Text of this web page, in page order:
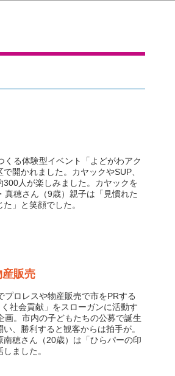
る体験型イベント「よどがわアク
開かれました。カヤックやSUP、
300人が楽しみました。カヤックを
穂さん（9歳）親子は「見慣れた
」と笑顔でした。
販売
ロレスや物産販売で市をPRする
社会貢献」をスローガンに活動す
画。市内の子どもたちの公募で誕生
、勝利すると観客からは拍手が。
穂さん（20歳）は「ひらパーの印
ました。